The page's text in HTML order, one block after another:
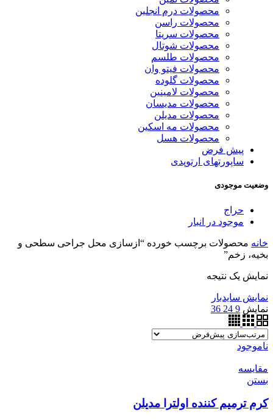
محصولات درم انجلین
محصولات راسن
محصولات سریتا
محصولات شوتال
محصولات طلسم
محصولات فیتو وان
محصولات گلوده
محصولات لامینین
محصولات مدیسان
محصولات مدیلن
محصولات مه اسکین
محصولات هسل
پیش فرض
ساپورتهای ارتوپدی
وضعیت موجودی
حراج
موجود در انبار
خانه محصولات برچسب خورده “ازسازی محل جراحی سطحی و
بخیه، زخم”
نمایش یک نتیجه
نمایش سایدبار
نمایش 9
24
36
ناموجود
مقایسه
بستن
کرم ترمیم کننده اولترا مدیلن